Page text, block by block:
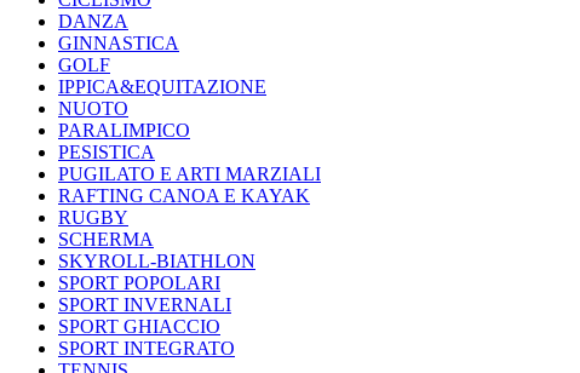
DANZA
GINNASTICA
GOLF
IPPICA&EQUITAZIONE
NUOTO
PARALIMPICO
PESISTICA
PUGILATO E ARTI MARZIALI
RAFTING CANOA E KAYAK
RUGBY
SCHERMA
SKYROLL-BIATHLON
SPORT POPOLARI
SPORT INVERNALI
SPORT GHIACCIO
SPORT INTEGRATO